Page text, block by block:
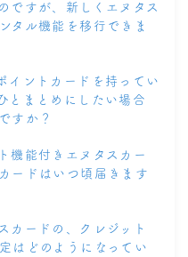
ですが、新しくエヌタス
タル機能を移行できま
イントカードを持ってい
とまとめにしたい場合
すか？
機能付きエヌタスカー
ードはいつ頃届きます
カードの、クレジット
はどのようになってい